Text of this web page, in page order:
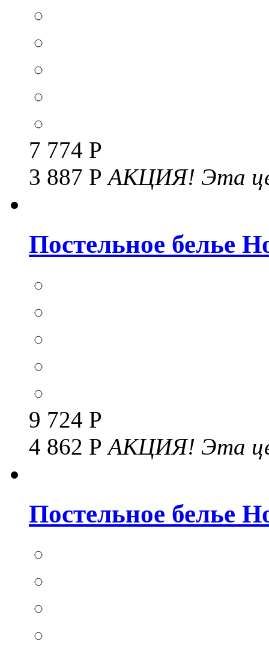
7 774 Р
3 887 РАКЦИЯ! Эта
Постельное белье
9 724 Р
4 862 РАКЦИЯ! Эта
Постельное белье